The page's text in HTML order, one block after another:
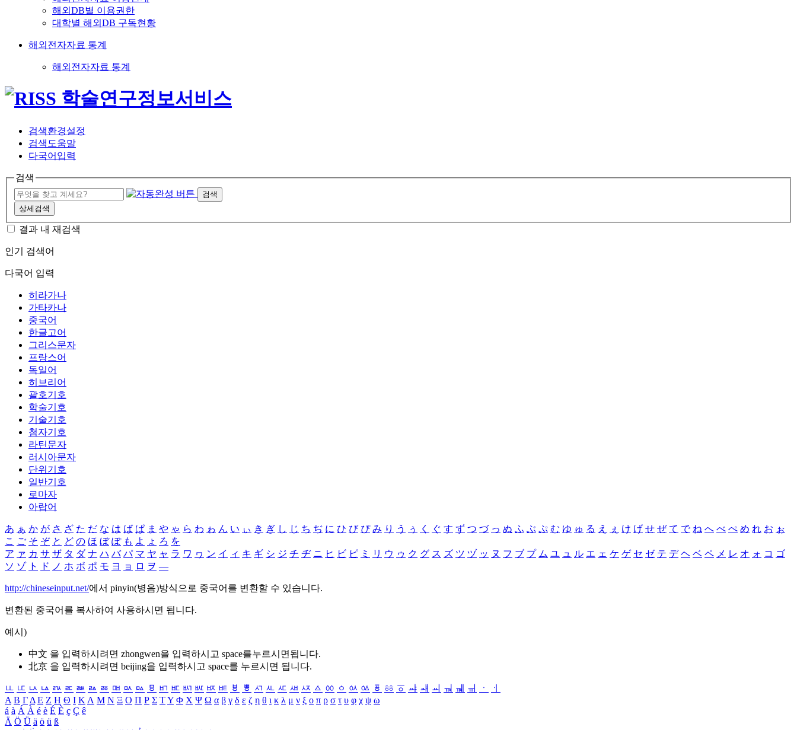
해외DB별 이용권한
대학별 해외DB 구독현황
해외전자자료 통계
해외전자자료 통계
검색환경설정
검색도움말
다국어입력
검색
검색
상세검색
결과 내 재검색
인기 검색어
다국어 입력
히라가나
가타카나
중국어
한글고어
그리스문자
프랑스어
독일어
히브리어
괄호기호
학술기호
기술기호
첨자기호
라틴문자
러시아문자
단위기호
일반기호
로마자
아랍어
あ ぁ か が さ ざ た だ な は ば ぱ ま や ゃ ら わ ゎ ん い ぃ き ぎ し じ ち ぢ に ひ び ぴ み り う ぅ く ぐ す ず つ づ っ ぬ ふ ぶ ぷ む ゆ ゅ る え ぇ け げ せ ぜ て で ね へ べ ぺ め れ お ぉ
こ ご そ ぞ と ど の ほ ぼ ぽ も よ ょ ろ を
ア ァ カ サ ザ タ ダ ナ ハ バ パ マ ヤ ャ ラ ワ ヮ ン イ ィ キ ギ シ ジ チ ヂ ニ ヒ ビ ピ ミ リ ウ ゥ ク グ ス ズ ツ ヅ ッ ヌ フ ブ プ ム ユ ュ ル エ ェ ケ ゲ セ ゼ テ デ ヘ ベ ペ メ レ オ ォ コ ゴ
ソ ゾ ト ド ノ ホ ボ ポ モ ヨ ョ ロ ヲ ―
http://chineseinput.net/에서 pinyin(병음)방식으로 중국어를 변환할 수 있습니다.
변환된 중국어를 복사하여 사용하시면 됩니다.
예시)
中文 을 입력하시려면 zhongwen을 입력하시고 space를누르시면됩니다.
北京 을 입력하시려면 beijing을 입력하시고 space를 누르시면 됩니다.
ㅥ ㅦ ㅧ ㅨ ㅩ ㅪ ㅫ ㅬ ㅭ ㅮ ㅯ ㅰ ㅱ ㅲ ㅳ ㅴ ㅵ ㅶ ㅷ ㅸ ㅹ ㅺ ㅻ ㅼ ㅽ ㅾ ㅿ ㆀ ㆁ ㆂ ㆃ ㆄ ㆅ ㆆ ㆇ ㆈ ㆉ ㆊ ㆋ ㆌ ㆍ
ㆎ
Α Β ΓΔ Ε Ζ Η Θ Ι ΚΛ Μ Ν Ξ Ο Π Ρ Σ ΤΥ Φ Χ Ψ Ω α β γ δ ε ζ η θ ι κ λ μ ν ξ ο π ρ σ τ υ φ χ ψ ω
á à Á À é è É È ç Ç ê
Ä Ö Ü ä ö ü ß